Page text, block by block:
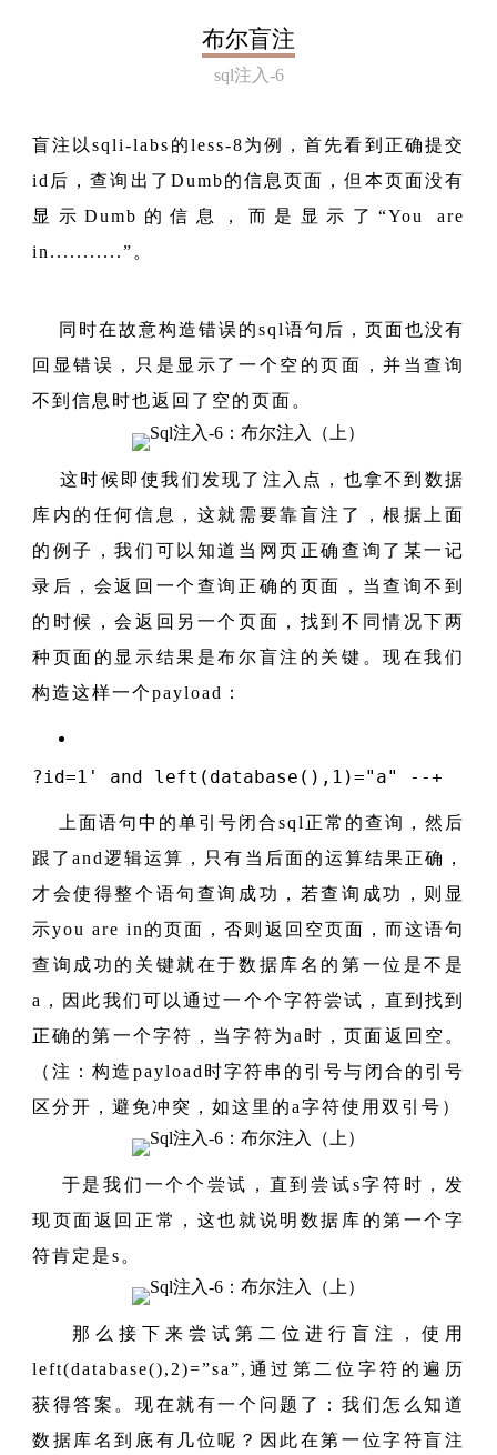
布尔盲注
sql注入-6
盲注以sqli-labs的less-8为例，首先看到正确提交
id后，查询出了Dumb的信息页面，但本页面没有
显示Dumb的信息，而是显示了“You are
in...........”。
同时在故意构造错误的sql语句后，页面也没有
回显错误，只是显示了一个空的页面，并当查询
不到信息时也返回了空的页面。
这时候即使我们发现了注入点，也拿不到数据
库内的任何信息，这就需要靠盲注了，根据上面
的例子，我们可以知道当网页正确查询了某一记
录后，会返回一个查询正确的页面，当查询不到
的时候，会返回另一个页面，找到不同情况下两
种页面的显示结果是布尔盲注的关键。现在我们
构造这样一个payload：
?id=1 ' and left(database(),1)="a" --+
上面语句中的单引号闭合sql正常的查询，然后
跟了and逻辑运算，只有当后面的运算结果正确，
才会使得整个语句查询成功，若查询成功，则显
示you are in的页面，否则返回空页面，而这语句
查询成功的关键就在于数据库名的第一位是不是
a，因此我们可以通过一个个字符尝试，直到找到
正确的第一个字符，当字符为a时，页面返回空。
（注：构造payload时字符串的引号与闭合的引号
区分开，避免冲突，如这里的a字符使用双引号）
于是我们一个个尝试，直到尝试s字符时，发
现页面返回正常，这也就说明数据库的第一个字
符肯定是s。
那么接下来尝试第二位进行盲注，使用
left(database(),2)=”sa”,通过第二位字符的遍历
获得答案。现在就有一个问题了：我们怎么知道
数据库名到底有几位呢？因此在第一位字符盲注